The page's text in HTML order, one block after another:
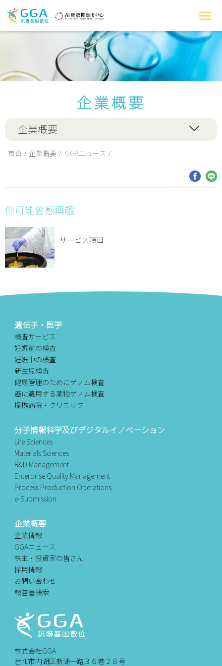
企業概要
企業概要
首頁 企業概要 GGAニュース
你可能會感興趣
サービス項目
遺伝子・医学
検査サービス
妊娠前の検査
妊娠中の検査
新生児検査
健康管理のためにゲノム検査
癌に適用する薬物ゲノム検査
提携病院・クリニック
分子情報科学及びデジタルイノベーション
Life Sciences
Materials Sciences
R&D Management
Enterprise Quality Management
Process Production Operations
e-Submission
企業概要
企業情報
GGAニュース
株主・投資家の皆さん
採用情報
お問い合わせ
報告書検索
株式会社GGA
台北市内湖区新湖一路３６巷２８号